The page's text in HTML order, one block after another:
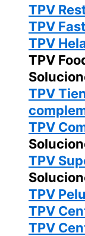
TPV
TPV
TPV
TPV
TPV
TPV
TPV
TPV
TPV
TPV